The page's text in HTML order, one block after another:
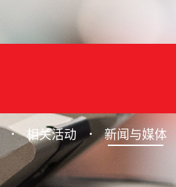
相关活动 新闻与媒体